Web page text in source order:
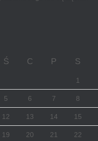
Ś C P S
1
5 6 7 8
12 13 14 15
19 20 21 22